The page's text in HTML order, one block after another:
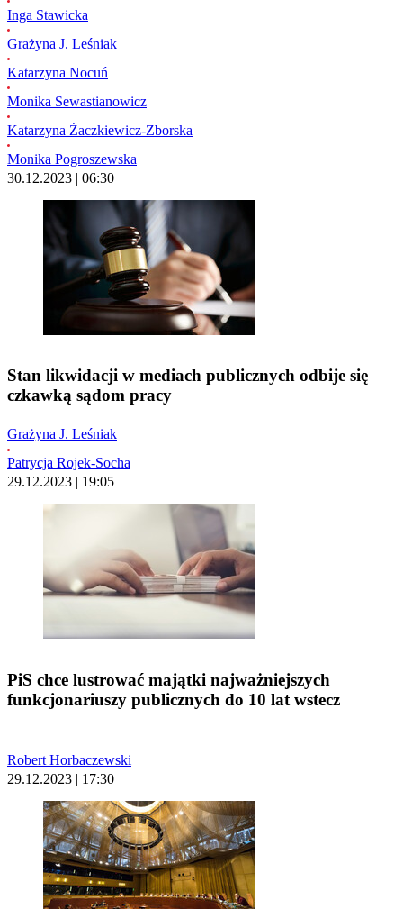
Inga Stawicka
Grażyna J. Leśniak
Katarzyna Nocuń
Monika Sewastianowicz
Katarzyna Żaczkiewicz-Zborska
Monika Pogroszewska
30.12.2023 | 06:30
Stan likwidacji w mediach publicznych odbije się
czkawką sądom pracy
Grażyna J. Leśniak
Patrycja Rojek-Socha
29.12.2023 | 19:05
PiS chce lustrować majątki najważniejszych
funkcjonariuszy publicznych do 10 lat wstecz
Robert Horbaczewski
29.12.2023 | 17:30